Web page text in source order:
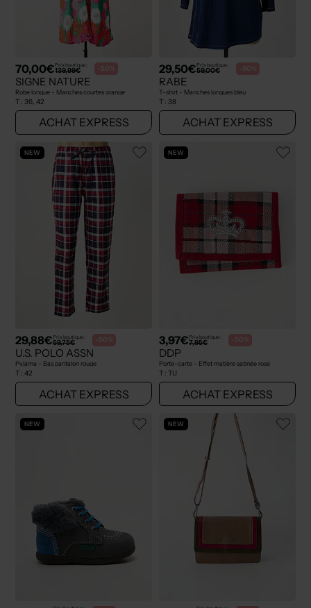
70,00€Prix boutique :
139,99€ -50%
SIGNE NATURE
Robe longue - Manches courtes orange
T : 36, 42
ACHAT EXPRESS
29,50€Prix boutique :
59,00€ -50%
RABE
T-shirt - Manches longues bleu
T : 38
ACHAT EXPRESS
NEW
29,88€Prix boutique :
59,75€ -50%
U.S. POLO ASSN
Pyjama - Bas pantalon rouge
T : 42
ACHAT EXPRESS
NEW
3,97€Prix boutique :
7,95€ -50%
DDP
Porte-carte - Effet matière satinée rose
T : TU
ACHAT EXPRESS
NEW NEW